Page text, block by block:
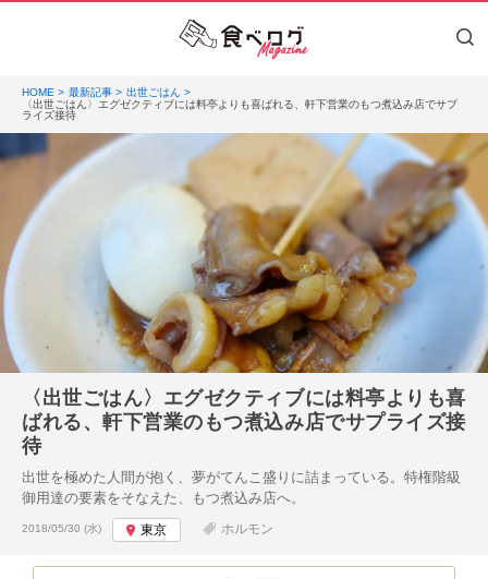
HOME 最新記事
出世ごはん
〈出世ごはん〉エグゼクティブには料亭よりも喜ばれる、軒下営業のもつ煮込み店でサプ
ライズ接待
〈出世ごはん〉エグゼクティブには料亭よりも喜
ばれる、軒下営業のもつ煮込み店でサプライズ接
待
出世を極めた人間が抱く、夢がてんこ盛りに詰まっている。特権階級
御用達の要素をそなえた、もつ煮込み店へ。
投稿日:
2018/05/30 (水) 東京 ホルモン